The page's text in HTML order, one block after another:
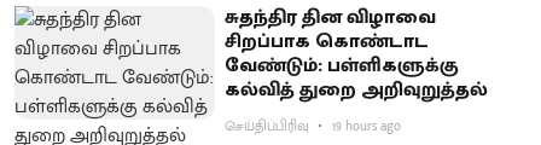
சுதந்திர தின விழாவை
சிறப்பாக கொண்டாட
வேண்டும்: பள்ளிகளுக்கு
கல்வித் துறை அறிவுறுத்தல்
செய்திப்பிரிவு 19 hours ago